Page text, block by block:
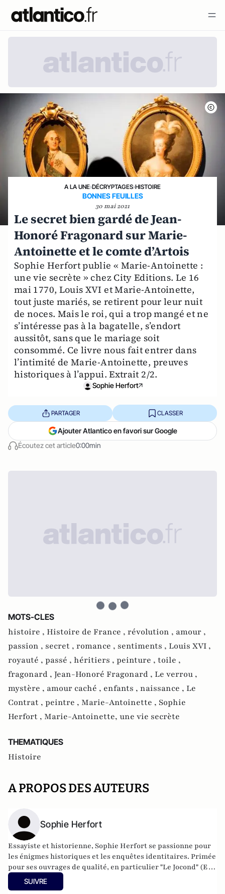
A LA UNE›DÉCRYPTAGES›HISTOIRE
BONNES FEUILLES
30 mai 2021
Le secret bien gardé de Jean-
Honoré Fragonard sur Marie-
Antoinette et le comte d’Artois
Sophie Herfort publie « Marie-Antoinette :
une vie secrète » chez City Editions. Le 16
mai 1770, Louis XVI et Marie-Antoinette,
tout juste mariés, se retirent pour leur nuit
de noces. Mais le roi, qui a trop mangé et ne
s’intéresse pas à la bagatelle, s’endort
aussitôt, sans que le mariage soit
consommé. Ce livre nous fait entrer dans
l’intimité de Marie-Antoinette, preuves
historiques à l’appui. Extrait 2/2.
Sophie Herfort
Écoutez cet article0:00min
PARTAGER CLASSER
Ajouter Atlantico en favori sur Google
MOTS-CLES
histoire , Histoire de France , révolution , amour ,
passion , secret , romance , sentiments , Louis XVI ,
royauté , passé , héritiers , peinture , toile ,
fragonard , Jean-Honoré Fragonard , Le verrou ,
mystère , amour caché , enfants , naissance , Le
Contrat , peintre , Marie-Antoinette , Sophie
Herfort , Marie-Antoinette, une vie secrète
THEMATIQUES
Histoire
A PROPOS DES AUTEURS
Sophie Herfort
Essayiste et historienne, Sophie Herfort se passionne pour
les énigmes historiques et les enquêtes identitaires. Primée
pour ses ouvrages de qualité, en particulier "Le Jocond" (Ed.
Michel Lafon) qui a obtenu le prix du Guesclin de l'histoire
2011, Sophie Herfort se consacre aux grands personnages de
SUIVRE